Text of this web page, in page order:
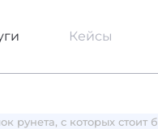
Кейсы
рунета, с которых стоит